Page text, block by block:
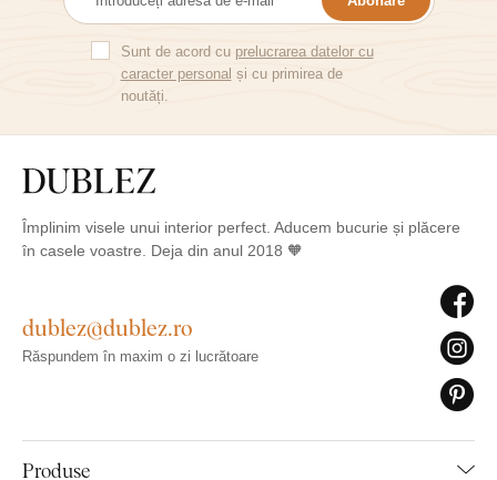
Sunt de acord cu prelucrarea datelor cu
caracter personal și cu primirea de
noutăți.
Împlinim visele unui interior perfect. Aducem bucurie și plăcere
în casele voastre. Deja din anul 2018 🧡
Produse
dublez@dublez.ro
Răspundem în maxim o zi lucrătoare